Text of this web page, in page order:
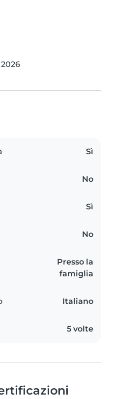
Sì
No
Sì
No
Presso la
famiglia
Italiano
5 volte